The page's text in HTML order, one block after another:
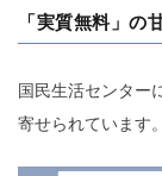
「実質無料」の
国民生活センター
寄せられています。